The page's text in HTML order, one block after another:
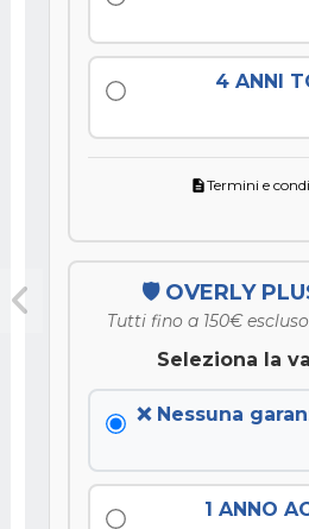
4 ANNI
descriptionTermini e
🛡️ OVERLY
Tutti fino a 150€
Seleziona la
❌ Nessuna
1 ANNO